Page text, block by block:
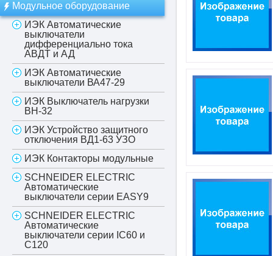
Модульное оборудование
ИЭК Автоматические
выключатели
дифференциально тока
АВДТ и АД
ИЭК Автоматические
выключатели ВА47-29
ИЭК Выключатель нагрузки
ВН-32
ИЭК Устройство защитного
отключения ВД1-63 УЗО
ИЭК Контакторы модульные
SCHNEIDER ELECTRIC
Автоматические
выключатели серии EASY9
SCHNEIDER ELECTRIC
Автоматические
выключатели серии IC60 и
С120